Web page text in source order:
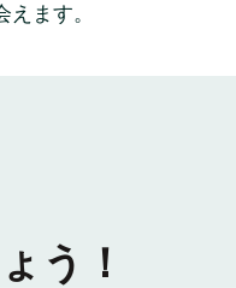
ます。
う！